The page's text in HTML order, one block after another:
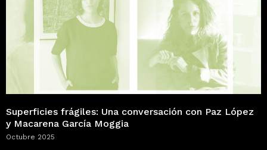
Superficies frágiles: Una conversación con Paz López
y Macarena García Moggia
Octubre 2025